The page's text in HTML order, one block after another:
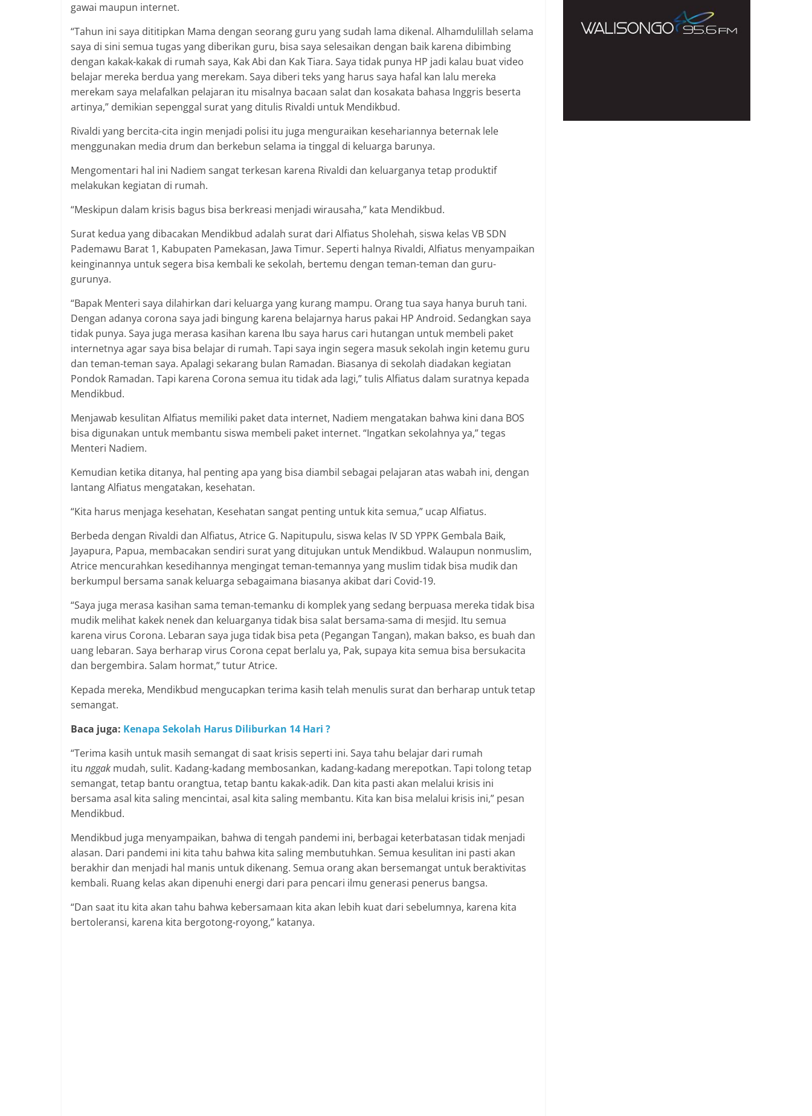
gawai maupun internet.
“Tahun ini saya dititipkan Mama dengan seorang guru yang sudah lama dikenal. Alhamdulillah selama
saya di sini semua tugas yang diberikan guru, bisa saya selesaikan dengan baik karena dibimbing
dengan kakak-kakak di rumah saya, Kak Abi dan Kak Tiara. Saya tidak punya HP jadi kalau buat video
belajar mereka berdua yang merekam. Saya diberi teks yang harus saya hafal kan lalu mereka
merekam saya melafalkan pelajaran itu misalnya bacaan salat dan kosakata bahasa Inggris beserta
artinya,” demikian sepenggal surat yang ditulis Rivaldi untuk Mendikbud.
Rivaldi yang bercita-cita ingin menjadi polisi itu juga menguraikan kesehariannya beternak lele
menggunakan media drum dan berkebun selama ia tinggal di keluarga barunya.
Mengomentari hal ini Nadiem sangat terkesan karena Rivaldi dan keluarganya tetap produktif
melakukan kegiatan di rumah.
“Meskipun dalam krisis bagus bisa berkreasi menjadi wirausaha,” kata Mendikbud.
Surat kedua yang dibacakan Mendikbud adalah surat dari Alfiatus Sholehah, siswa kelas VB SDN
Pademawu Barat 1, Kabupaten Pamekasan, Jawa Timur. Seperti halnya Rivaldi, Alfiatus menyampaikan
keinginannya untuk segera bisa kembali ke sekolah, bertemu dengan teman-teman dan guru-
gurunya.
“Bapak Menteri saya dilahirkan dari keluarga yang kurang mampu. Orang tua saya hanya buruh tani.
Dengan adanya corona saya jadi bingung karena belajarnya harus pakai HP Android. Sedangkan saya
tidak punya. Saya juga merasa kasihan karena Ibu saya harus cari hutangan untuk membeli paket
internetnya agar saya bisa belajar di rumah. Tapi saya ingin segera masuk sekolah ingin ketemu guru
dan teman-teman saya. Apalagi sekarang bulan Ramadan. Biasanya di sekolah diadakan kegiatan
Pondok Ramadan. Tapi karena Corona semua itu tidak ada lagi,” tulis Alfiatus dalam suratnya kepada
Mendikbud.
Menjawab kesulitan Alfiatus memiliki paket data internet, Nadiem mengatakan bahwa kini dana BOS
bisa digunakan untuk membantu siswa membeli paket internet. “Ingatkan sekolahnya ya,” tegas
Menteri Nadiem.
Kemudian ketika ditanya, hal penting apa yang bisa diambil sebagai pelajaran atas wabah ini, dengan
lantang Alfiatus mengatakan, kesehatan.
“Kita harus menjaga kesehatan, Kesehatan sangat penting untuk kita semua,” ucap Alfiatus.
Berbeda dengan Rivaldi dan Alfiatus, Atrice G. Napitupulu, siswa kelas IV SD YPPK Gembala Baik,
Jayapura, Papua, membacakan sendiri surat yang ditujukan untuk Mendikbud. Walaupun nonmuslim,
Atrice mencurahkan kesedihannya mengingat teman-temannya yang muslim tidak bisa mudik dan
berkumpul bersama sanak keluarga sebagaimana biasanya akibat dari Covid-19.
“Saya juga merasa kasihan sama teman-temanku di komplek yang sedang berpuasa mereka tidak bisa
mudik melihat kakek nenek dan keluarganya tidak bisa salat bersama-sama di mesjid. Itu semua
karena virus Corona. Lebaran saya juga tidak bisa peta (Pegangan Tangan), makan bakso, es buah dan
uang lebaran. Saya berharap virus Corona cepat berlalu ya, Pak, supaya kita semua bisa bersukacita
dan bergembira. Salam hormat,” tutur Atrice.
Kepada mereka, Mendikbud mengucapkan terima kasih telah menulis surat dan berharap untuk tetap
semangat.
Baca juga: Kenapa Sekolah Harus Diliburkan 14 Hari ?
“Terima kasih untuk masih semangat di saat krisis seperti ini. Saya tahu belajar dari rumah
itu nggak mudah, sulit. Kadang-kadang membosankan, kadang-kadang merepotkan. Tapi tolong tetap
semangat, tetap bantu orangtua, tetap bantu kakak-adik. Dan kita pasti akan melalui krisis ini
bersama asal kita saling mencintai, asal kita saling membantu. Kita kan bisa melalui krisis ini,” pesan
Mendikbud.
Mendikbud juga menyampaikan, bahwa di tengah pandemi ini, berbagai keterbatasan tidak menjadi
alasan. Dari pandemi ini kita tahu bahwa kita saling membutuhkan. Semua kesulitan ini pasti akan
berakhir dan menjadi hal manis untuk dikenang. Semua orang akan bersemangat untuk beraktivitas
kembali. Ruang kelas akan dipenuhi energi dari para pencari ilmu generasi penerus bangsa.
“Dan saat itu kita akan tahu bahwa kebersamaan kita akan lebih kuat dari sebelumnya, karena kita
bertoleransi, karena kita bergotong-royong,” katanya.